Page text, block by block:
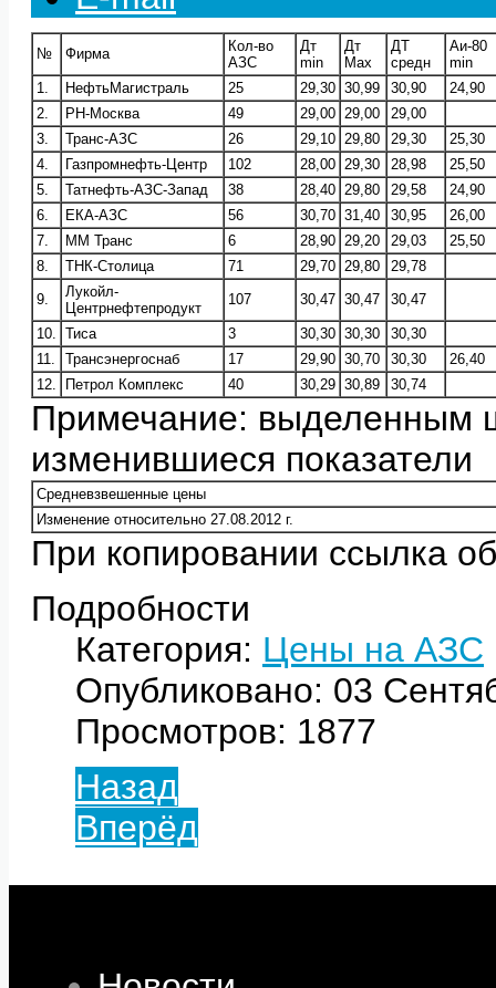
№ Фирма
Кол-во
АЗС
Дт
min
Дт
Max
ДТ
средн
Аи-80
min
1.
НефтьМагистраль 25 29,30 30,99 30,90
24,90
2.
РН-Москва 49 29,00 29,00
29,00
3.
Транс-АЗС 26 29,10 29,80 29,30
25,30
4.
Газпромнефть-Центр 102 28,00 29,30 28,98
25,50
5.
Татнефть-АЗС-Запад 38 28,40 29,80 29,58
24,90
6.
ЕКА-АЗС 56 30,70 31,40 30,95
26,00
7.
ММ Транс 6 28,90 29,20 29,03
25,50
8.
ТНК-Столица 71 29,70 29,80
29,78
9.
Лукойл-
Центрнефтепродукт
107 30,47 30,47 30,47
10. Тиса 3 30,30 30,30
30,30
11.
Трансэнергоснаб 17 29,90 30,70 30,30
26,40
12.
Петрол Комплекс 40 30,29 30,89 30,74
Примечание: выделенным
изменившиеся показатели
Средневзвешенные цены
Изменение относительно 27.08.2012 г.
При копировании ссылка
Подробности
Категория: Цены на АЗС
Опубликовано: 03
Просмотров: 1877
Назад
Вперёд